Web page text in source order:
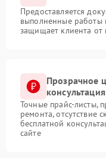
Предоставляется
выполненные работы
защищает клиента от
Прозрачное
консультация
Точные прайс-листы,
ремонта, отсутствие
бесплатной
сайте